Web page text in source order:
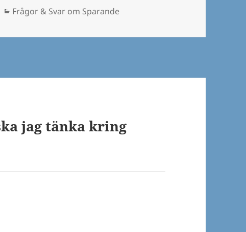
Kategorier
Frågor & Svar om Sparande
jag tänka kring